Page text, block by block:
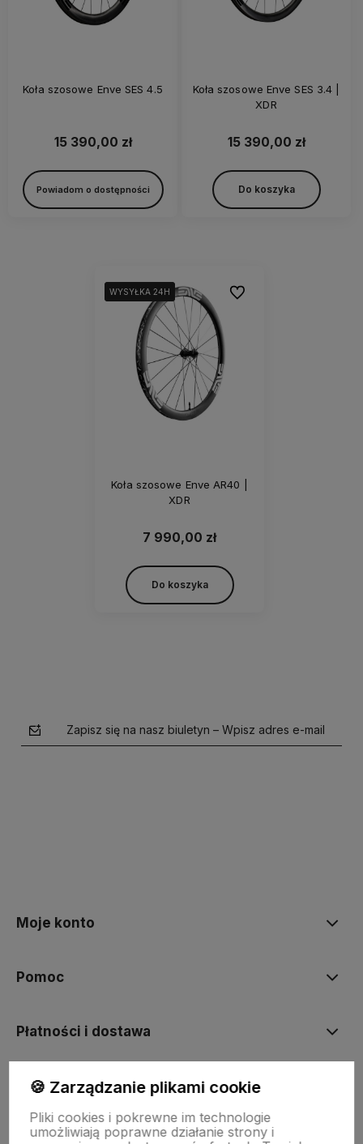
Koła szosowe Enve SES 4.5
15 390,00 zł
Powiadom o dostępności
Koła szosowe Enve SES 3.4 |
XDR
15 390,00 zł
Do koszyka
WYSYŁKA 24H
WYSYŁKA 24H
Koła szosowe Enve AR40 |
XDR
7 990,00 zł
Do koszyka
Do ulubionych
Zapisz się na nasz biuletyn – Wpisz adres e-mail
Moje konto
Pomoc
Płatności i dostawa
Informacje
O nas
🍪 Zarządzanie plikami cookie
Pliki cookies i pokrewne im technologie
umożliwiają poprawne działanie strony i